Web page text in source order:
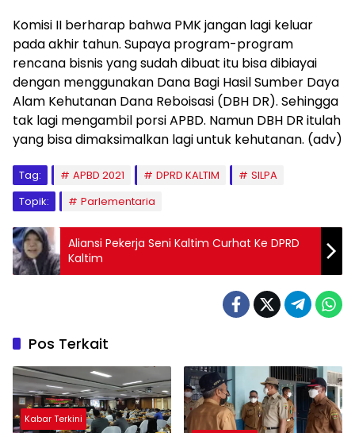
Komisi II berharap bahwa PMK jangan lagi keluar
pada akhir tahun. Supaya program-program
rencana bisnis yang sudah dibuat itu bisa dibiayai
dengan menggunakan Dana Bagi Hasil Sumber Daya
Alam Kehutanan Dana Reboisasi (DBH DR). Sehingga
tak lagi mengambil porsi APBD. Namun DBH DR itulah
yang bisa dimaksimalkan lagi untuk kehutanan. (adv)
Tag: APBD 2021 DPRD KALTIM
SILPA
Topik:
Parlementaria
Aliansi Pekerja Seni Kaltim Curhat Ke DPRD
Kaltim
Pos Terkait
Kabar Terkini